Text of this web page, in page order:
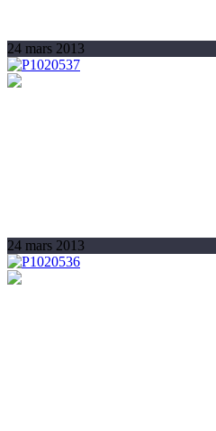
24 mars 2013
24 mars 2013